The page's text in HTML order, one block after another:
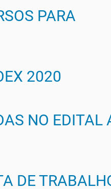
PARA
2020
NO EDITAL
DE